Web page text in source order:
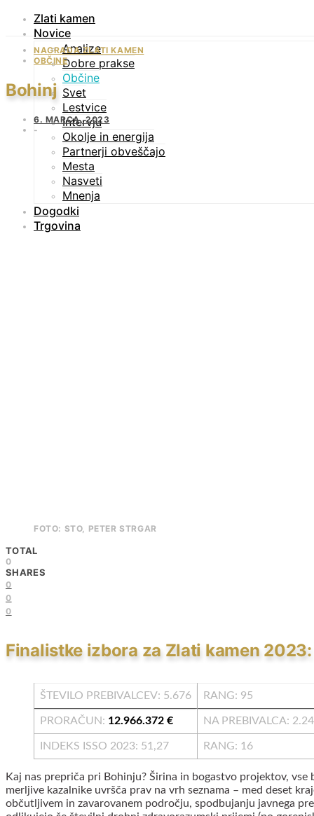
Zlati kamen
Novice
Analize
Dobre prakse
Občine
Svet
Lestvice
Intervju
Okolje in energija
Partnerji obveščajo
Mesta
Nasveti
Mnenja
Dogodki
Trgovina
NAGRADA ZLATI KAMEN
OBČINE
Bohinj
6. MARCA, 2023
FOTO: STO, PETER STRGAR
TOTAL
0
SHARES
0
0
0
Finalistke izbora za Zlati kamen
ŠTEVILO PREBIVALCEV: 5.676 RANG: 95
PRORAČUN: 12.966.372 € NA PREBIVALCA:
INDEKS ISSO 2023: 51,27 RANG: 16
Kaj nas prepriča pri Bohinju? Širina in bogastvo projektov,
merljive kazalnike uvršča prav na vrh seznama – med deset
občutljivem in zavarovanem področju, spodbujanju javnega